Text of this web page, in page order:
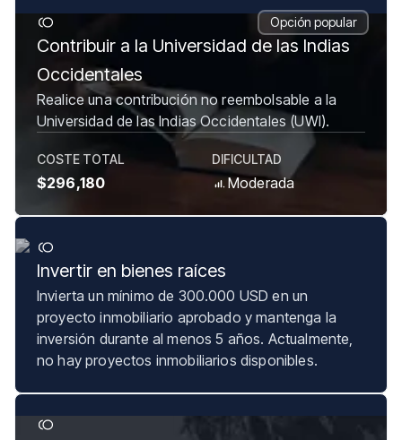
Opción popular
Contribuir a la Universidad de las Indias
Occidentales
Realice una contribución no reembolsable a la
Universidad de las Indias Occidentales (UWI).
COSTE TOTAL
$296,180
DIFICULTAD
Moderada
Invertir en bienes raíces
Invierta un mínimo de 300.000 USD en un
proyecto inmobiliario aprobado y mantenga la
inversión durante al menos 5 años. Actualmente,
no hay proyectos inmobiliarios disponibles.